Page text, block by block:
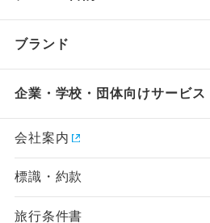
ブランド
企業・学校・団体向けサービス
会社案内
標識・約款
旅行条件書